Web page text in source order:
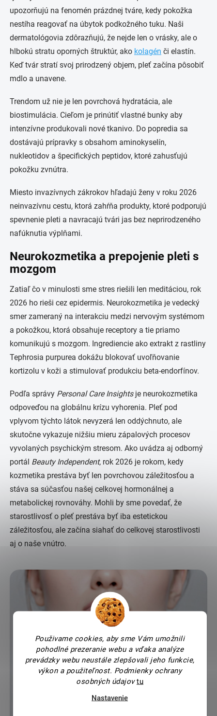
Použivame cookies, aby sme Vám umožnili
pohodlné prezeranie webu a vďaka analýze
prevádzky webu neustále zlepšovali jeho funkcie,
výkon a použiteľnost. Podmienky ochrany
osobných údajov tu
Nastavenie
upozorňujú na fenomén prázdnej tváre, kedy pokožka
nestíha reagovať na úbytok podkožného tuku. Naši
dermatológovia zdôrazňujú, že nejde len o vrásky, ale o
hlbokú stratu oporných štruktúr, ako kolagén či elastín.
Keď tvár stratí svoj prirodzený objem, pleť začína pôsobiť
mdlo a unavene.
Trendom už nie je len povrchová hydratácia, ale
biostimulácia. Cieľom je prinútiť vlastné bunky aby
intenzívne produkovali nové tkanivo. Do popredia sa
dostávajú prípravky s obsahom aminokyselín,
nukleotidov a špecifických peptidov, ktoré zahusťujú
pokožku zvnútra.
Miesto invazívnych zákrokov hľadajú ženy v roku 2026
neinvazívnu cestu, ktorá zahŕňa produkty, ktoré podporujú
spevnenie pleti a navracajú tvári jas bez neprirodzeného
nafúknutia výplňami.
Neurokozmetika a prepojenie pleti s
mozgom
Zatiaľ čo v minulosti sme stres riešili len meditáciou, rok
2026 ho rieši cez epidermis. Neurokozmetika je vedecký
smer zameraný na interakciu medzi nervovým systémom
a pokožkou, ktorá obsahuje receptory a tie priamo
komunikujú s mozgom. Ingrediencie ako extrakt z rastliny
Tephrosia purpurea dokážu blokovať uvoľňovanie
kortizolu v koži a stimulovať produkciu beta-endorfínov.
Podľa správy Personal Care Insightsje neurokozmetika
odpoveďou na globálnu krízu vyhorenia. Pleť pod
vplyvom týchto látok nevyzerá len oddýchnuto, ale
skutočne vykazuje nižšiu mieru zápalových procesov
vyvolaných psychickým stresom. Ako uvádza aj odborný
portál Beauty Independent, rok 2026 je rokom, kedy
kozmetika prestáva byť len povrchovou záležitosťou a
stáva sa súčasťou našej celkovej hormonálnej a
metabolickej rovnováhy. Mohli by sme povedať, že
starostlivosť o pleť prestáva byť iba estetickou
záležitosťou, ale začína siahať do celkovej starostlivosti
aj o naše vnútro.